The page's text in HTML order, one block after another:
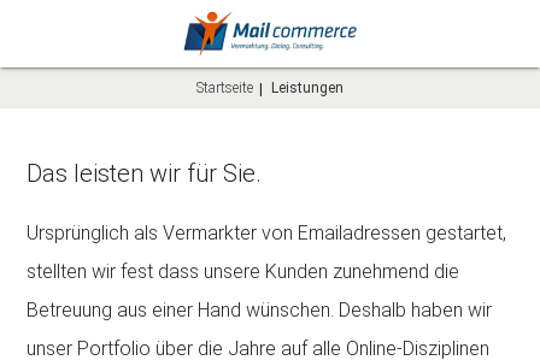
Leistungen
Startseite Leistungen
Das leisten wir für Sie.
Ursprünglich als Vermarkter von Emailadressen gestartet,
stellten wir fest dass unsere Kunden zunehmend die
Betreuung aus einer Hand wünschen. Deshalb haben wir
unser Portfolio über die Jahre auf alle Online-Disziplinen